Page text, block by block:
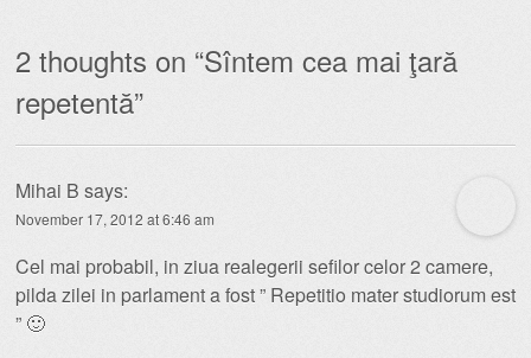
2 thoughts on “Sîntem cea mai ţară
repetentă”
Mihai B says:
November 17, 2012 at 6:46 am
Cel mai probabil, in ziua realegerii sefilor celor 2 camere,
pilda zilei in parlament a fost ” Repetitio mater studiorum est
” 🙂